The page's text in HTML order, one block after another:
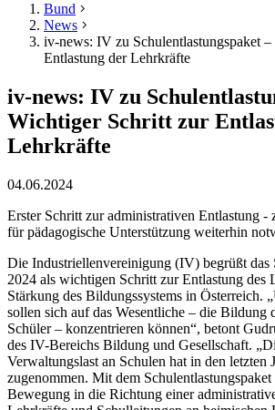
Bund
News
iv-news: IV zu Schulentlastungspaket
Entlastung der Lehrkräfte
iv-news: IV zu
Wichtiger Schritt zur
Lehrkräfte
04.06.2024
Erster Schritt zur administrativen Entlastung -
für pädagogische Unterstützung weiterhin
Die Industriellenvereinigung (IV) begrüßt das
2024 als wichtigen Schritt zur Entlastung des
Stärkung des Bildungssystems in Österreich.
sollen sich auf das Wesentliche – die Bildung
Schüler – konzentrieren können“, betont
des IV-Bereichs Bildung und Gesellschaft.
Verwaltungslast an Schulen hat in den letzten
zugenommen. Mit dem
Bewegung in die Richtung einer